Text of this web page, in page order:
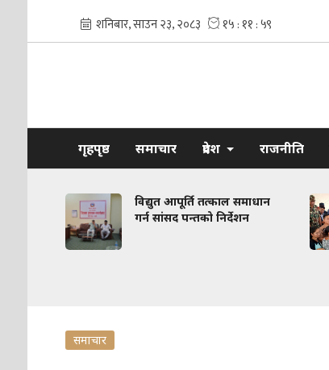
गृहपृष्ठ समाचार प्रदेश राजनीति
विद्युत आपूर्ति तत्काल समाधान
गर्न सांसद पन्तको निर्देशन
समाचार